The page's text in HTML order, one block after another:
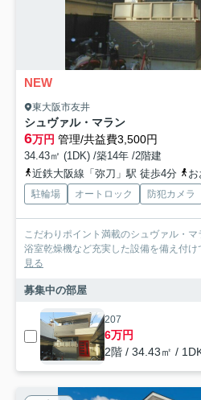
NEW
東大阪市友井
シュヴァル・マラン
6万円 管理/共益費3,500円
34.43㎡ (1DK) /築14年 /2階建
近鉄大阪線「弥刀」駅 徒歩4分
お
駐輪場 オートロック 防犯カメラ
こだわりポイント満載のシュヴァル・マ
浴室乾燥機など充実した設備を備え付
見る
募集中の部屋
207
6万円
2階 / 34.43㎡ /